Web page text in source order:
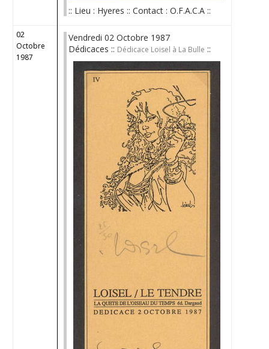
:: Lieu : Hyeres :: Contact : O.F.A.C.A ::
02
Octobre
1987
Vendredi 02 Octobre 1987
Dédicaces :: Dédicace Loisel à La Bulle ::